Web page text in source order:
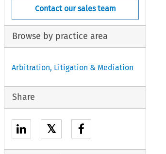
Contact our sales team
Browse by practice area
Arbitration, Litigation & Mediation
Share
𝕏